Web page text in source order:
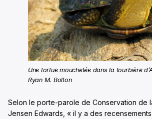
Une tortue mouchetée dans la tourbière
Ryan M. Bolton
Selon le porte-parole de Conservation de
Jensen Edwards, « il y a des